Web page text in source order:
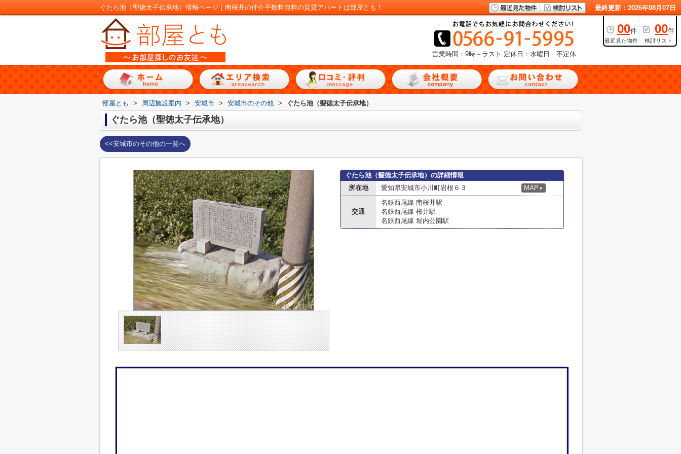
ぐたら池（聖徳太子伝承地）情報ページ｜南桜井の仲介手数料無料の賃貸アパートは部屋とも！ 最終更新：2026年08月07日
00件
最近見た物件
00件
検討リスト
営業時間：9時～ラスト 定休日：水曜日 不定休
部屋とも > 周辺施設案内 > 安城市 > 安城市のその他 > ぐたら池（聖徳太子伝承地）
ぐたら池（聖徳太子伝承地）
<<安城市のその他の一覧へ
ぐたら池（聖徳太子伝承地）の詳細情報
所在地
愛知県安城市小川町岩根６３ MAP ▼
交通
名鉄西尾線 南桜井駅
名鉄西尾線 桜井駅
名鉄西尾線 堀内公園駅